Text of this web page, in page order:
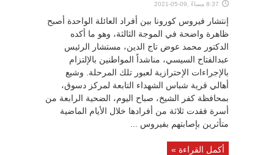
8:37 مساءً ,09-05-2021
إنتشار فيروس كورونا بين أفراد العائلة الواحدة أصبح
ظاهرة واضحة في الموجة الثالثة، وهو ما أكده
الدكتور محمد عوض تاج الدين، مستشار الرئيس
عبدالفتاح السيسي، مناشداً المواطنين بالإلتزام
بالإجراءات الإحترازية لعبور تلك المرحلة. وشيع
أهالي قرية شباس الشهداء التابعة لمركز دسوق،
بمحافظة كفر الشيخ، صباح اليوم، الضحية الرابعة من
أسرة فقدت ثلاثة من أفرادها خلال الأيام الماضية
متأثرين بإصابتهم بفيروس ...
أكمل القراءة »